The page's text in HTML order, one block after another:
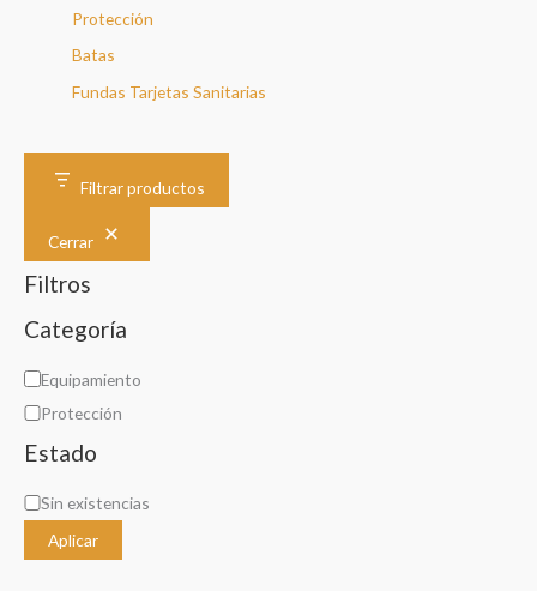
Protección
Batas
Fundas Tarjetas Sanitarias
Filtrar productos
Cerrar
Filtros
Categoría
C
a
t
g
Equipamiento
Protección
Estado
D
s
Sin existencias
Aplicar